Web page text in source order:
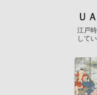
Ｕ
江戸
して